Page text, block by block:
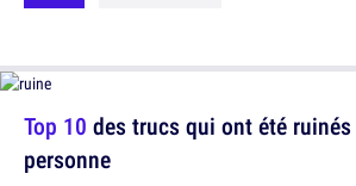
Top 10 des trucs qui ont été
personne